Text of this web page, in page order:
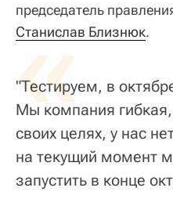
председатель
Станислав Близнюк.
«
"Тестируем, в
Мы компания
своих целях, у нас
на текущий момент
запустить в конце